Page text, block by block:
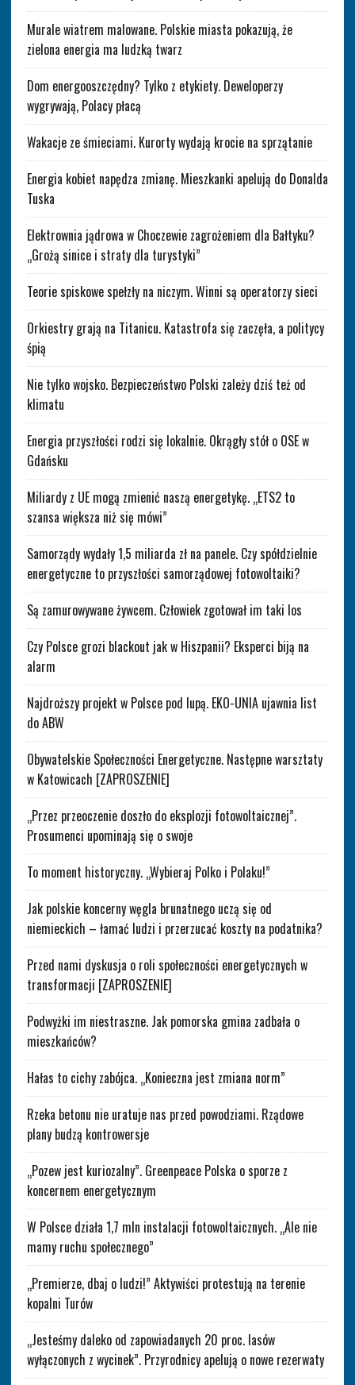
Murale wiatrem malowane. Polskie miasta pokazują, że
zielona energia ma ludzką twarz
Dom energooszczędny? Tylko z etykiety. Deweloperzy
wygrywają, Polacy płacą
Wakacje ze śmieciami. Kurorty wydają krocie na sprzątanie
Energia kobiet napędza zmianę. Mieszkanki apelują do Donalda
Tuska
Elektrownia jądrowa w Choczewie zagrożeniem dla Bałtyku?
„Grożą sinice i straty dla turystyki”
Teorie spiskowe spełzły na niczym. Winni są operatorzy sieci
Orkiestry grają na Titanicu. Katastrofa się zaczęła, a politycy
śpią
Nie tylko wojsko. Bezpieczeństwo Polski zależy dziś też od
klimatu
Energia przyszłości rodzi się lokalnie. Okrągły stół o OSE w
Gdańsku
Miliardy z UE mogą zmienić naszą energetykę. „ETS2 to
szansa większa niż się mówi”
Samorządy wydały 1,5 miliarda zł na panele. Czy spółdzielnie
energetyczne to przyszłości samorządowej fotowoltaiki?
Są zamurowywane żywcem. Człowiek zgotował im taki los
Czy Polsce grozi blackout jak w Hiszpanii? Eksperci biją na
alarm
Najdroższy projekt w Polsce pod lupą. EKO-UNIA ujawnia list
do ABW
Obywatelskie Społeczności Energetyczne. Następne warsztaty
w Katowicach [ZAPROSZENIE]
„Przez przeoczenie doszło do eksplozji fotowoltaicznej”.
Prosumenci upominają się o swoje
To moment historyczny. „Wybieraj Polko i Polaku!”
Jak polskie koncerny węgla brunatnego uczą się od
niemieckich – łamać ludzi i przerzucać koszty na podatnika?
Przed nami dyskusja o roli społeczności energetycznych w
transformacji [ZAPROSZENIE]
Podwyżki im niestraszne. Jak pomorska gmina zadbała o
mieszkańców?
Hałas to cichy zabójca. „Konieczna jest zmiana norm”
Rzeka betonu nie uratuje nas przed powodziami. Rządowe
plany budzą kontrowersje
„Pozew jest kuriozalny”. Greenpeace Polska o sporze z
koncernem energetycznym
W Polsce działa 1,7 mln instalacji fotowoltaicznych. „Ale nie
mamy ruchu społecznego”
„Premierze, dbaj o ludzi!” Aktywiści protestują na terenie
kopalni Turów
„Jesteśmy daleko od zapowiadanych 20 proc. lasów
wyłączonych z wycinek”. Przyrodnicy apelują o nowe rezerwaty